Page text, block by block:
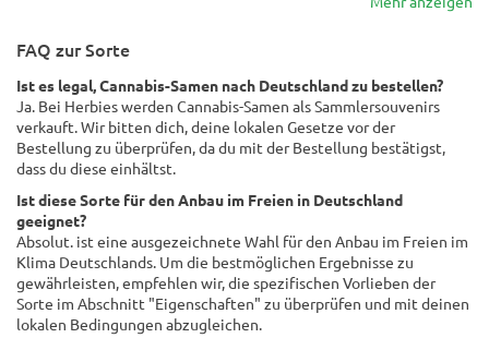
FAQ zur Sorte
Ist es legal, Cannabis-Samen nach Deutschland zu bestellen?
Ja. Bei Herbies werden Cannabis-Samen als Sammlersouvenirs
verkauft. Wir bitten dich, deine lokalen Gesetze vor der
Bestellung zu überprüfen, da du mit der Bestellung bestätigst,
dass du diese einhältst.
Ist diese Sorte für den Anbau im Freien in Deutschland
geeignet?
Absolut. ist eine ausgezeichnete Wahl für den Anbau im Freien im
Klima Deutschlands. Um die bestmöglichen Ergebnisse zu
gewährleisten, empfehlen wir, die spezifischen Vorlieben der
Sorte im Abschnitt "Eigenschaften" zu überprüfen und mit deinen
lokalen Bedingungen abzugleichen.